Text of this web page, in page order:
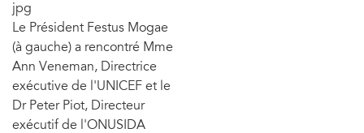
Le Président Festus Mogae
(à gauche) a rencontré Mme
Ann Veneman, Directrice
exécutive de l'UNICEF et le
Dr Peter Piot, Directeur
exécutif de l'ONUSIDA